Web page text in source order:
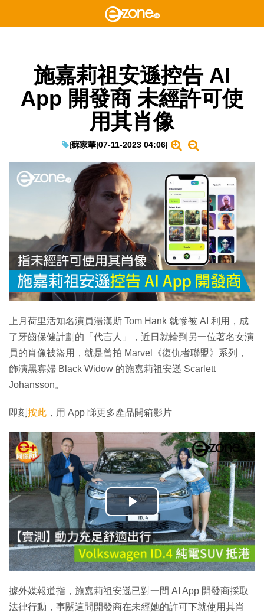
施嘉莉祖安遜控告 AI
App 開發商 未經許可使
用其肖像
|蘇家華|07-11-2023 04:06|
上月荷里活知名演員湯漢斯 Tom Hank 就慘被 AI 利用，成
了牙齒保健計劃的「代言人」，近日就輪到另一位著名女演
員的肖像被盜用，就是曾拍 Marvel《復仇者聯盟》系列，
飾演黑寡婦 Black Widow 的施嘉莉祖安遜 Scarlett
Johansson。
即刻 按此 ，用 App 睇更多產品開箱影片
播
放
影
片
據外媒報道指，施嘉莉祖安遜已對一間 AI App 開發商採取
法律行動，事關這間開發商在未經她的許可下就使用其肖